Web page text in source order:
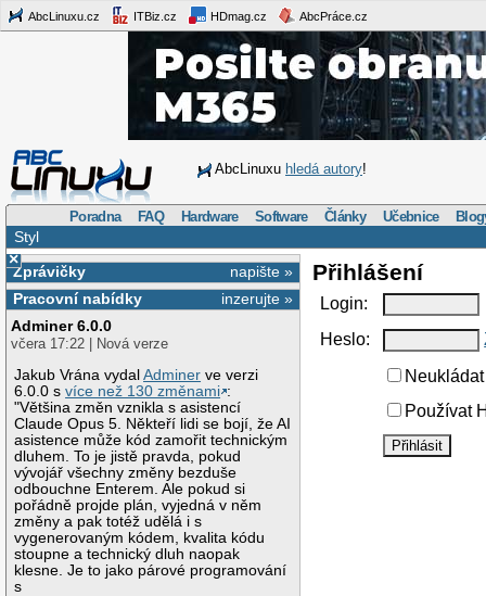
AbcLinuxu.cz ITBiz.cz HDmag.cz AbcPráce.cz
AbcLinuxu hledá autory!
Poradna FAQ Hardware Software Články Učebnice
Styl
×
napište »
Zprávičky
inzerujte »
Pracovní nabídky
Adminer 6.0.0
včera 17:22 | Nová verze
Jakub Vrána vydalAdminer ve verzi
6.0.0 svíce než 130 změnami :
"Většina změn vznikla s asistencí
Claude Opus 5. Někteří lidi se bojí, že AI
asistence může kód zamořit technickým
dluhem. To je jistě pravda, pokud
vývojář všechny změny bezduše
odbouchne Enterem. Ale pokud si
pořádně projde plán, vyjedná v něm
změny a pak totéž udělá i s
vygenerovaným kódem, kvalita kódu
stoupne a technický dluh naopak
klesne. Je to jako párové programování
s
Přihlášení
Login:
Heslo:
Používat